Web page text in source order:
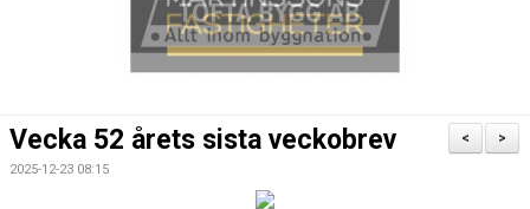
LEDARE / TRUPP
>
<
Vecka 52 årets sista veckobrev
2025-12-23 08:15